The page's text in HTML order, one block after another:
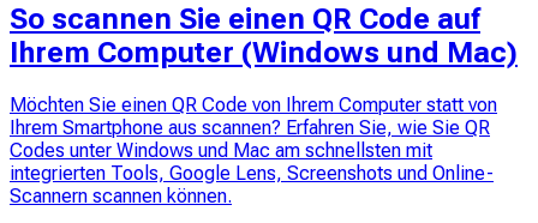
So scannen Sie einen QR Code auf
Ihrem Computer (Windows und Mac)
Möchten Sie einen QR Code von Ihrem Computer statt von
Ihrem Smartphone aus scannen? Erfahren Sie, wie Sie QR
Codes unter Windows und Mac am schnellsten mit
integrierten Tools, Google Lens, Screenshots und Online-
Scannern scannen können.